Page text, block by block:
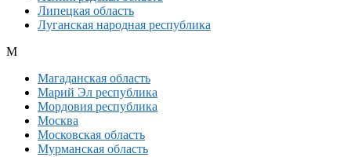
Липецкая область
Луганская народная республика
М
Магаданская область
Марий Эл республика
Мордовия республика
Москва
Московская область
Мурманская область